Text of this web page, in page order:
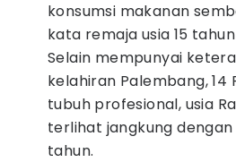
konsumsi makanan
kata remaja usia 15
Selain mempunyai
kelahiran Palembang,
tubuh profesional, usia
terlihat jangkung dengan
tahun.